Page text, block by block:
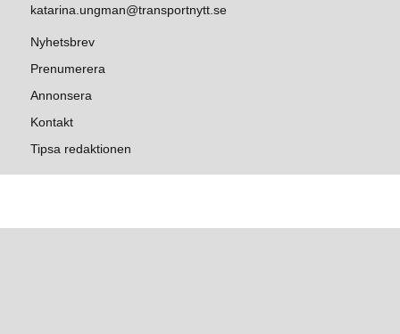
katarina.ungman@transportnytt.se
Nyhetsbrev
Prenumerera
Annonsera
Kontakt
Tipsa redaktionen